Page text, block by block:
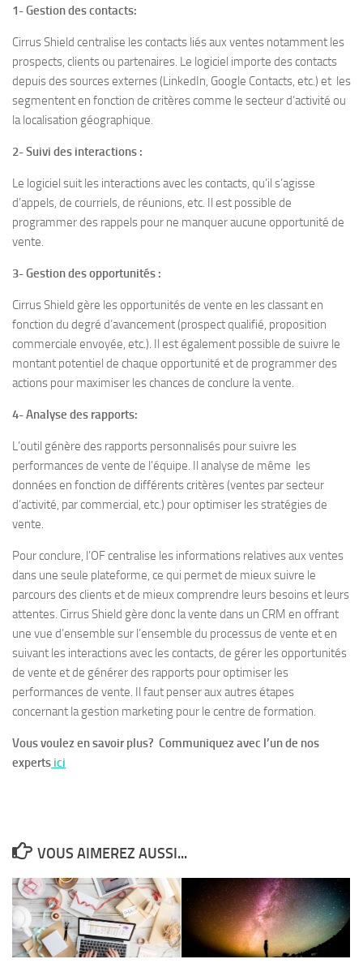
1- Gestion des contacts:
Cirrus Shield centralise les contacts liés aux ventes notamment les
prospects, clients ou partenaires. Le logiciel importe des contacts
depuis des sources externes (LinkedIn, Google Contacts, etc.) et les
segmentent en fonction de critères comme le secteur d’activité ou
la localisation géographique.
2- Suivi des interactions :
Le logiciel suit les interactions avec les contacts, qu’il s’agisse
d’appels, de courriels, de réunions, etc. Il est possible de
programmer des rappels pour ne manquer aucune opportunité de
vente.
3-Gestion des opportunités :
Cirrus Shield gère les opportunités de vente en les classant en
fonction du degré d’avancement (prospect qualifié, proposition
commerciale envoyée, etc.). Il est également possible de suivre le
montant potentiel de chaque opportunité et de programmer des
actions pour maximiser les chances de conclure la vente.
4- Analyse des rapports:
L’outil génère des rapports personnalisés pour suivre les
performances de vente de l’équipe. Il analyse de même les
données en fonction de différents critères (ventes par secteur
d’activité, par commercial, etc.) pour optimiser les stratégies de
vente.
Pour conclure, l’OF centralise les informations relatives aux ventes
dans une seule plateforme, ce qui permet de mieux suivre le
parcours des clients et de mieux comprendre leurs besoins et leurs
attentes. Cirrus Shield gère donc la vente dans un CRM en offrant
une vue d’ensemble sur l’ensemble du processus de vente et en
suivant les interactions avec les contacts, de gérer les opportunités
de vente et de générer des rapports pour optimiser les
performances de vente. Il faut penser aux autres étapes
concernant la gestion marketing pour le centre de formation.
Vous voulez en savoir plus? Communiquez avec l’un de nos
experts ici
VOUS AIMEREZ AUSSI...